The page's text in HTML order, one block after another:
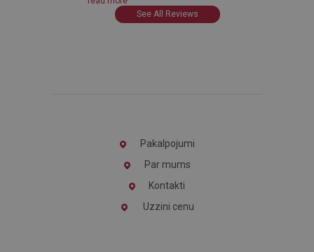
See All Reviews
Pakalpojumi
Par mums
Kontakti
Uzzini cenu